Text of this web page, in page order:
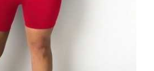
Adaugă În Coș